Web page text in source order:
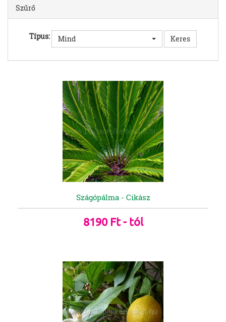
Szűrő
Típus: Mind
Szágópálma - Cikász
8190 Ft - tól